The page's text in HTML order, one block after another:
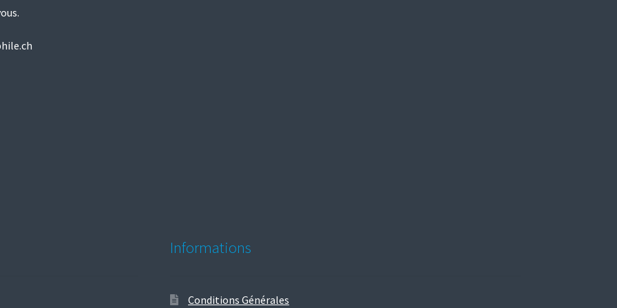
Informations
Conditions Générales